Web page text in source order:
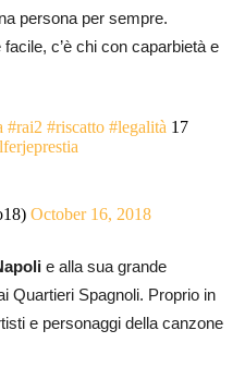
persona per sempre.
c’è chi con caparbietà e
#rai2 #riscatto #legalità 17
October 16, 2018
e alla sua grande
Quartieri Spagnoli. Proprio in
e personaggi della canzone